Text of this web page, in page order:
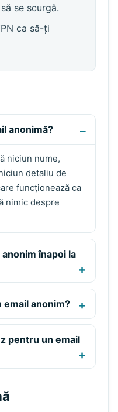
se scurgă.
ca să-ți
anonimă?
niciun nume,
detaliu de
funcționează ca
nimic despre
înapoi la
email anonim?
pentru un email